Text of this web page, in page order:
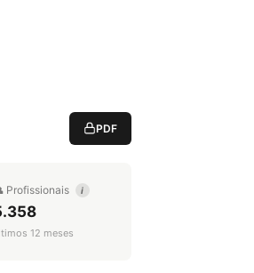
PDF
Profissionais i
12 meses